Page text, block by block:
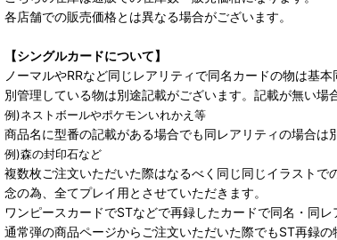
各店舗での販売価格とは異なる場合がございます。
【シングルカードについて】
ノーマルやRRなど同じレアリティで同名カードの物は基
別管理している物は別途記載がございます。記載が無い場
例)ネストボールやポケモンいれかえ等
商品名に型番の記載がある場合でも同レアリティの場合は
例)森の封印石など
複数枚ご注文いただいた際はなるべく同じ同じイラストで
念の為、全てプレイ用とさせていただきます。
ワンピースカードでSTなどで再録したカードで同名・同
通常弾の商品ページからご注文いただいた際でもST再録の